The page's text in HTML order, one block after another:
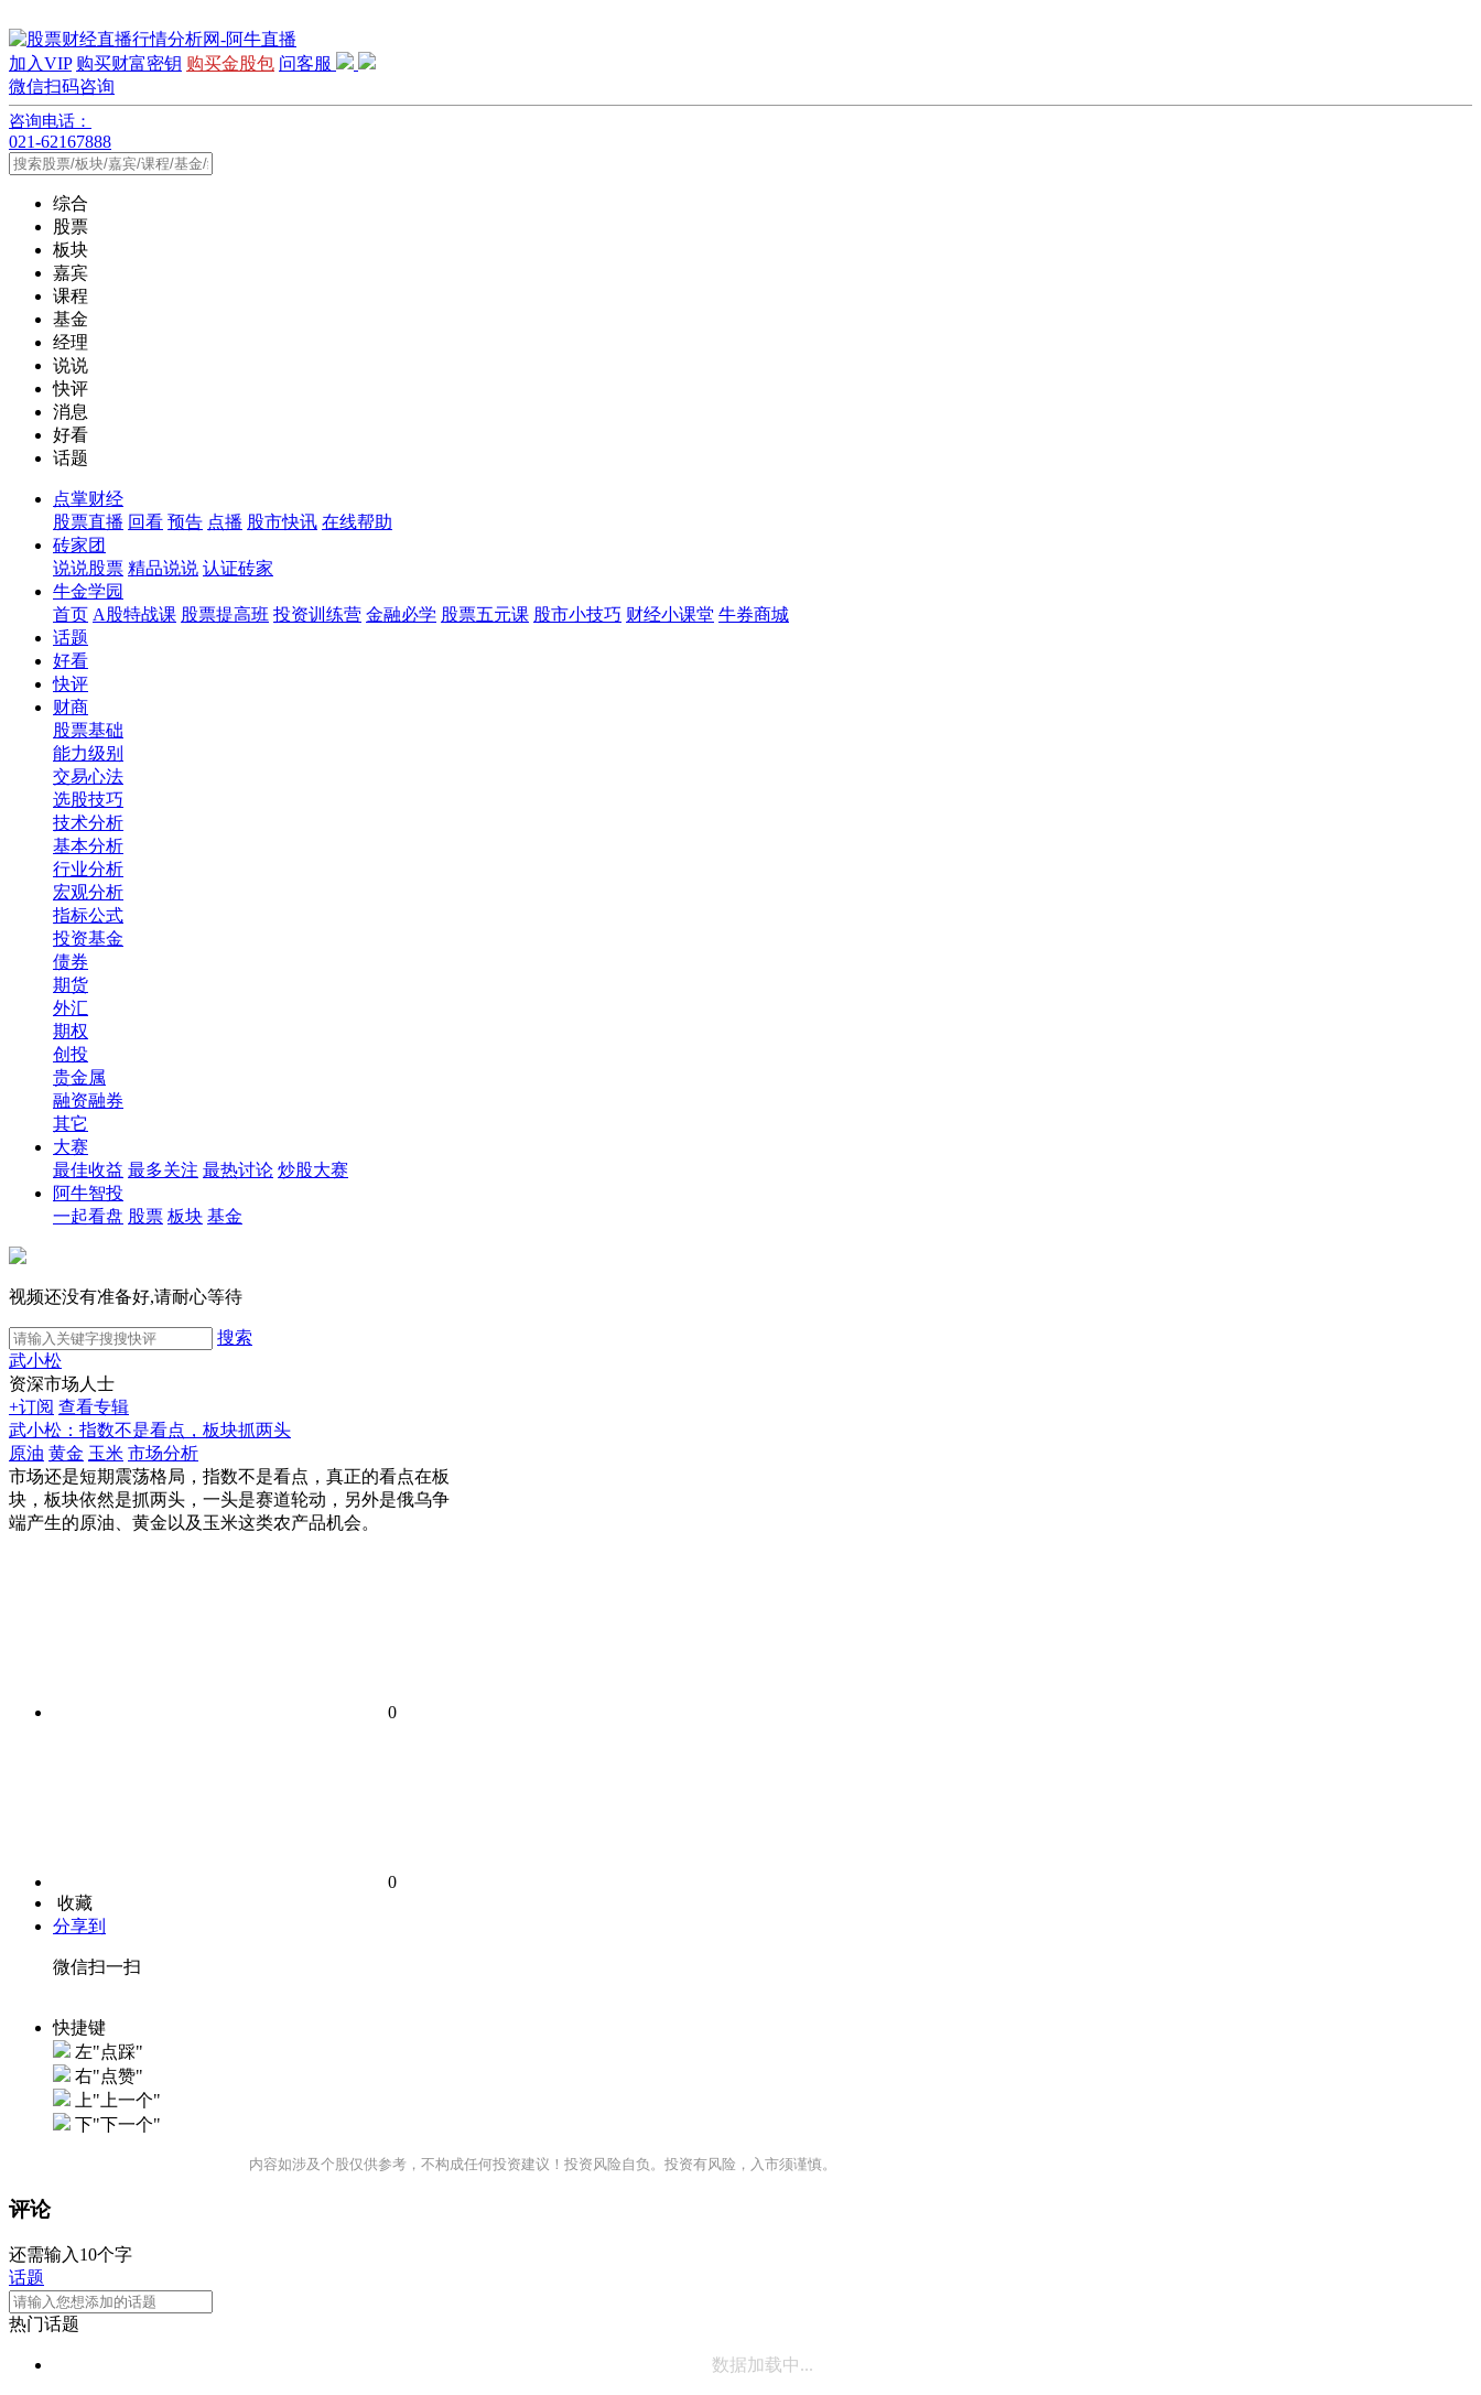
加入VIP 购买财富密钥 购买金股包 问客服
微信扫码咨询
咨询电话：
021-62167888
综合
股票
板块
嘉宾
课程
基金
经理
说说
快评
消息
好看
话题
点掌财经
股票直播 回看 预告 点播 股市快讯 在线帮助
砖家团
说说股票 精品说说 认证砖家
牛金学园
首页 A股特战课 股票提高班 投资训练营 金融必学 股票五元课 股市小技巧 财经小课堂 牛券商城
话题
好看
快评
财商
股票基础
能力级别
交易心法
选股技巧
技术分析
基本分析
行业分析
宏观分析
指标公式
投资基金
债券
期货
外汇
期权
创投
贵金属
融资融券
其它
大赛
最佳收益 最多关注 最热讨论 炒股大赛
阿牛智投
一起看盘 股票 板块 基金
视频还没有准备好,请耐心等待
搜索
武小松
资深市场人士
+订阅 查看专辑
武小松：指数不是看点，板块抓两头
原油 黄金 玉米 市场分析
市场还是短期震荡格局，指数不是看点，真正的看点在板
块，板块依然是抓两头，一头是赛道轮动，另外是俄乌争
端产生的原油、黄金以及玉米这类农产品机会。
0
0
收藏
分享到
微信扫一扫
快捷键
左"点踩"
右"点赞"
上"上一个"
下"下一个"
内容如涉及个股仅供参考，不构成任何投资建议！投资风险自负。投资有风险，入市须谨慎。
评论
还需输入10个字
话题
热门话题
数据加载中...